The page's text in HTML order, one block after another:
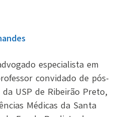
especialista em
convidado de pós-
USP de Ribeirão Preto,
Médicas da Santa